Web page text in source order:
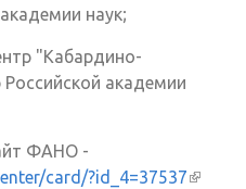
наук;
"Кабардино-
академии
ФАНО -
card/?id_4=37537